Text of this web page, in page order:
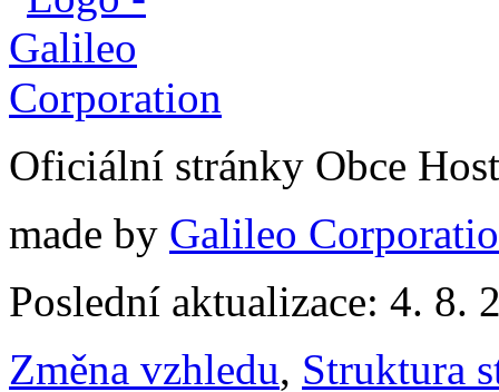
Oficiální stránky Obce
made by Galileo
Poslední aktualizace: 4. 8.
Změna vzhledu, Struktura